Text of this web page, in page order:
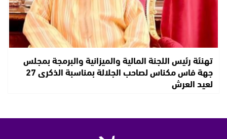
تهنئة رئيس اللجنة المالية والميزانية والبرمجة بمجلس
جهة فاس مكناس لصاحب الجلالة بمناسبة الذكرى 27
لعيد العرش